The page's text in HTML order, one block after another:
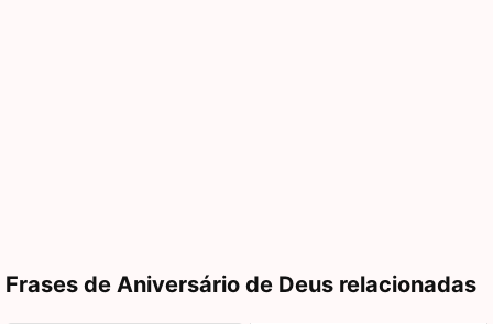
Frases de Aniversário de Deus relacionadas